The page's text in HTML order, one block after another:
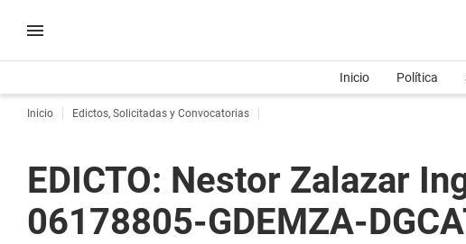
Inicio Política
Inicio Edictos, Solicitadas y Convocatorias
EDICTO: Nestor Zalazar
06178805-GDEMZA-